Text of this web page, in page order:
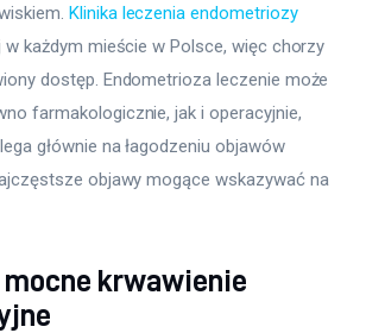
Klinika leczenia endometriozy
w każdym mieście w Polsce, więc chorzy
dostęp. Endometrioza leczenie może
farmakologicznie, jak i operacyjnie,
głównie na łagodzeniu objawów
objawy mogące wskazywać na
mocne krwawienie